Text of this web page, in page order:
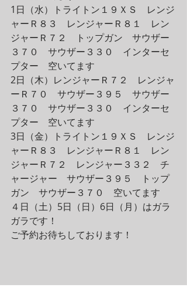
1日（水）トライトン１９ＸＳ　レンジ
ャーＲ８３　レンジャーＲ８１　レン
ジャーＲ７２　トップガン　サウザー
３７０　サウザー３３０　インターセ
プター　空いてます
2日（木）レンジャーＲ７２　レンジャ
ーＲ７０　サウザー３９５　サウザー
３７０　サウザー３３０　インターセ
プター　空いてます
3日（金）トライトン１９ＸＳ　レンジ
ャーＲ８３　レンジャーＲ８１　レン
ジャーＲ７２　レンジャー３３２　チ
ャージャー　サウザー３９５　トップ
ガン　サウザー３７０　空いてます
４日（土）5日（日）6日（月）はガラ
ガラです！
ご予約お待ちしております！